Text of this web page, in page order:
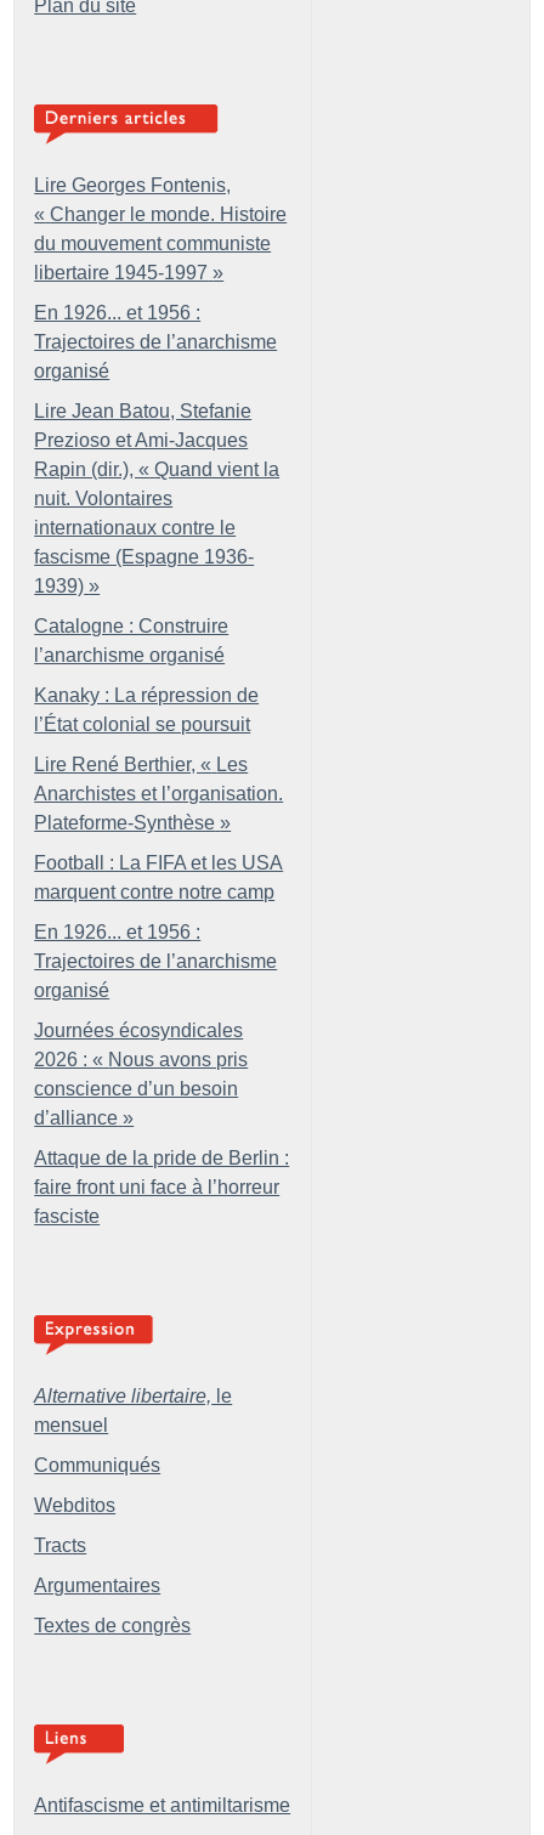
Plan du site
Lire Georges Fontenis,
« Changer le monde. Histoire
du mouvement communiste
libertaire 1945-1997 »
En 1926... et 1956 :
Trajectoires de l’anarchisme
organisé
Lire Jean Batou, Stefanie
Prezioso et Ami-Jacques
Rapin (dir.), « Quand vient la
nuit. Volontaires
internationaux contre le
fascisme (Espagne 1936-
1939) »
Catalogne : Construire
l’anarchisme organisé
Kanaky : La répression de
l’État colonial se poursuit
Lire René Berthier, « Les
Anarchistes et l’organisation.
Plateforme-Synthèse »
Football : La FIFA et les USA
marquent contre notre camp
En 1926... et 1956 :
Trajectoires de l’anarchisme
organisé
Journées écosyndicales
2026 : « Nous avons pris
conscience d’un besoin
d’alliance »
Attaque de la pride de Berlin :
faire front uni face à l’horreur
fasciste
Alternative libertaire, le
mensuel
Communiqués
Webditos
Tracts
Argumentaires
Textes de congrès
Antifascisme et antimiltarisme